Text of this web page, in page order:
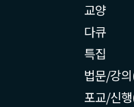
교양
다큐
특집
법문/강
포교/신